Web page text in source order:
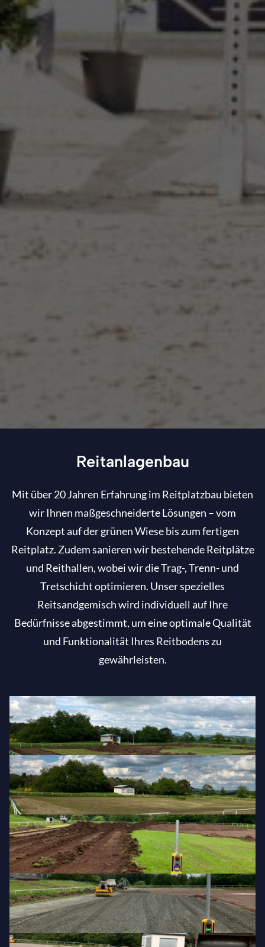
Reitanlagenbau
Mit über 20 Jahren Erfahrung im Reitplatzbau bieten
wir Ihnen maßgeschneiderte Lösungen – vom
Konzept auf der grünen Wiese bis zum fertigen
Reitplatz. Zudem sanieren wir bestehende Reitplätze
und Reithallen, wobei wir die Trag-, Trenn- und
Tretschicht optimieren. Unser spezielles
Reitsandgemisch wird individuell auf Ihre
Bedürfnisse abgestimmt, um eine optimale Qualität
und Funktionalität Ihres Reitbodens zu
gewährleisten.